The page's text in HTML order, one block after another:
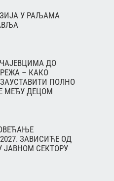
У РАЉАМА
ДО
– КАКО
ПОЛНО
МЕЂУ ДЕЦОМ
ЗАВИСИЋЕ ОД
ЈАВНОМ СЕКТОРУ